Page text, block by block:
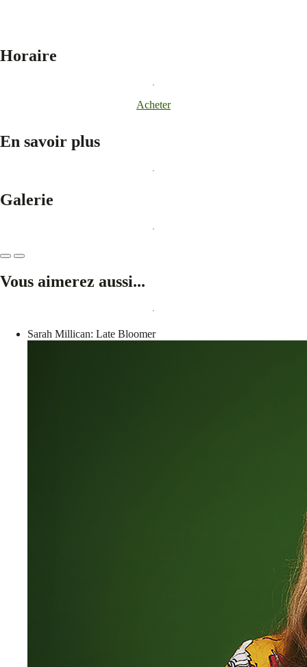
Horaire
Acheter
En savoir plus
Galerie
Vous aimerez aussi...
Sarah Millican: Late Bloomer